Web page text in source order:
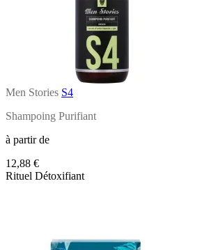
Men Stories S4
Shampoing Purifiant
à partir de
12,88 €
Rituel Détoxifiant